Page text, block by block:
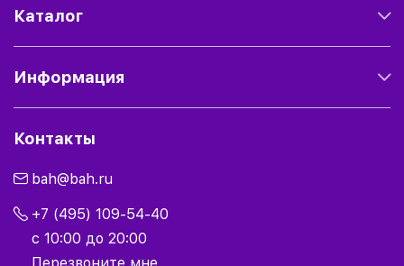
Каталог
Информация
Контакты
bah@bah.ru
+7 (495) 109-54-40
с 10:00 до 20:00